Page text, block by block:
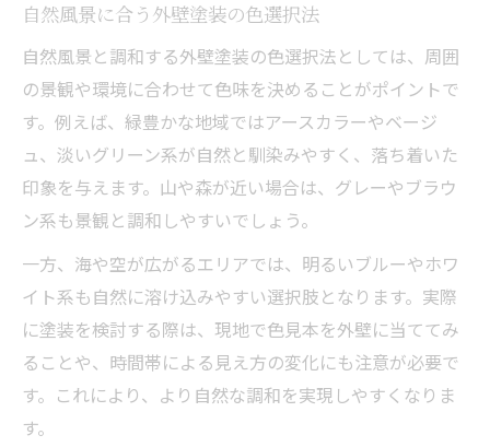
自然風景に合う外壁塗装の色選択法
自然風景と調和する外壁塗装の色選択法としては、周囲
の景観や環境に合わせて色味を決めることがポイントで
す。例えば、緑豊かな地域ではアースカラーやベージ
ュ、淡いグリーン系が自然と馴染みやすく、落ち着いた
印象を与えます。山や森が近い場合は、グレーやブラウ
ン系も景観と調和しやすいでしょう。
一方、海や空が広がるエリアでは、明るいブルーやホワ
イト系も自然に溶け込みやすい選択肢となります。実際
に塗装を検討する際は、現地で色見本を外壁に当ててみ
ることや、時間帯による見え方の変化にも注意が必要で
す。これにより、より自然な調和を実現しやすくなりま
す。